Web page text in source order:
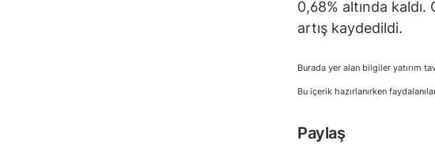
0,68% altında kaldı.
artış kaydedildi.
Burada yer alan bilgiler yatırım
Bu içerik hazırlanırken
Paylaş